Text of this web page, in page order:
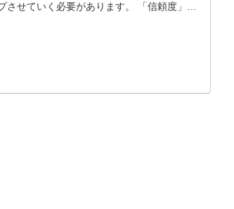
させていく必要があります。 「信頼度」を